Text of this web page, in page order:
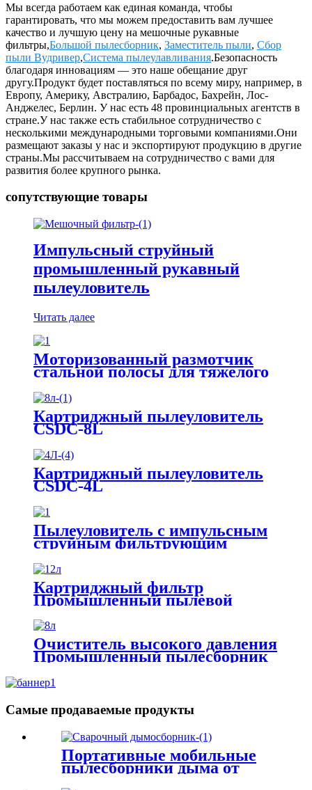
Мы всегда работаем как единая команда, чтобы
гарантировать, что мы можем предоставить вам лучшее
качество и лучшую цену на мешочные рукавные
фильтры,Большой пылесборник, Заместитель пыли, Сбор
пыли Вудривер,Система пылеулавливания.Безопасность
благодаря инновациям — это наше обещание друг
другу.Продукт будет поставляться по всему миру, например, в
Европу, Америку, Австралию, Барбадос, Бахрейн, Лос-
Анджелес, Берлин. У нас есть 48 провинциальных агентств в
стране.У нас также есть стабильное сотрудничество с
несколькими международными торговыми компаниями.Они
размещают заказы у нас и экспортируют продукцию в другие
страны.Мы рассчитываем на сотрудничество с вами для
развития более крупного рынка.
сопутствующие товары
Импульсный струйный
промышленный рукавный
пылеуловитель
Читать далее
Моторизованный размотчик
стальной полосы для тяжелого
режима работы с рычагом
пресса
Картриджный пылеуловитель
CSDC-8L
Картриджный пылеуловитель
CSDC-4L
Пылеуловитель с импульсным
струйным фильтрующим
элементом для пищевой и
фармацевтической
промышленности
Картриджный фильтр
Промышленный пылевой
фильтр Пылесборник
Очиститель высокого давления
Промышленный пылесборник
Пылеуловитель
Самые продаваемые продукты
Портативные мобильные
пылесборники дыма от
сварочного дыма